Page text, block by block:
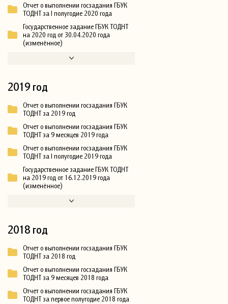
Отчет о выполнении госзадания ГБУК
ТОДНТ за I полугодие 2020 года
Государственное задание ГБУК ТОДНТ
на 2020 год от 30.04.2020 года
(изменённое)
2019 год
Отчет о выполнении госзадания ГБУК
ТОДНТ за 2019 год
Отчет о выполнении госзадания ГБУК
ТОДНТ за 9 месяцев 2019 года
Отчет о выполнении госзадания ГБУК
ТОДНТ за I полугодие 2019 года
Государственное задание ГБУК ТОДНТ
на 2019 год от 16.12.2019 года
(изменённое)
2018 год
Отчет о выполнении госзадания ГБУК
ТОДНТ за 2018 год
Отчет о выполнении госзадания ГБУК
ТОДНТ за 9 месяцев 2018 года
Отчет о выполнении госзадания ГБУК
ТОДНТ за первое полугодие 2018 года